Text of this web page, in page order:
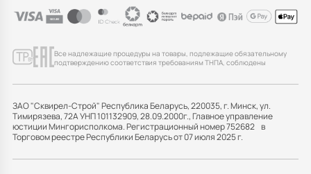
Все надлежащие процедуры на товары, подлежащие обязательному
подтверждению соответствия требованиям ТНПА, соблюдены
ЗАО "Сквирел-Строй" Республика Беларусь, 220035, г. Минск, ул.
Тимирязева, 72А УНП 101132909, 28.09.2000г., Главное управление
юстиции Мингорисполкома. Регистрационный номер 752682 в
Торговом реестре Республики Беларусь от 07 июля 2025 г.